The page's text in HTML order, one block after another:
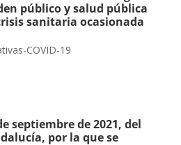
público y salud pública
sanitaria ocasionada
COVID-19
septiembre de 2021, del
por la que se